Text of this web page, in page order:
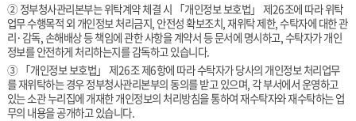
② 정부청사관리본부는 위탁계약 체결 시 「개인정보 보호법」 제26조에 따라 위탁
업무 수행목적 외 개인정보 처리금지, 안전성 확보조치, 재위탁 제한, 수탁자에 대한 관
리·감독, 손해배상 등 책임에 관한 사항을 계약서 등 문서에 명시하고, 수탁자가 개인
정보를 안전하게 처리하는지를 감독하고 있습니다.
③ 「개인정보 보호법」 제26조 제6항에 따라 수탁자가 당사의 개인정보 처리업무
를 재위탁하는 경우 정부청사관리본부의 동의를 받고 있으며, 각 부서에서 운영하고
있는 소관 누리집에 개재한 개인정보의 처리방침을 통하여 재수탁자와 재수탁하는 업
무의 내용을 공개하고 있습니다.